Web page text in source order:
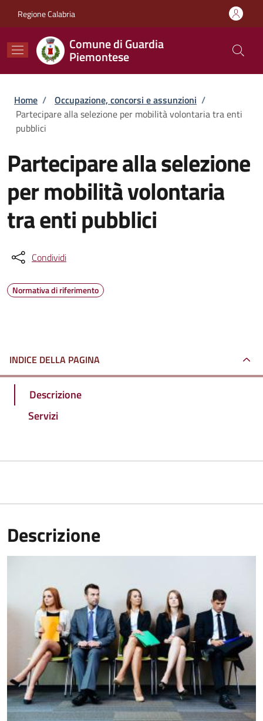
Regione Calabria
Comune di Guardia
Piemontese
Briciole di pane
Home / Occupazione, concorsi e assunzioni /
Partecipare alla selezione per mobilità volontaria tra enti
pubblici
Partecipare alla selezione
per mobilità volontaria
tra enti pubblici
Condividi
Normativa di riferimento
INDICE DELLA PAGINA
Descrizione
Servizi
Descrizione